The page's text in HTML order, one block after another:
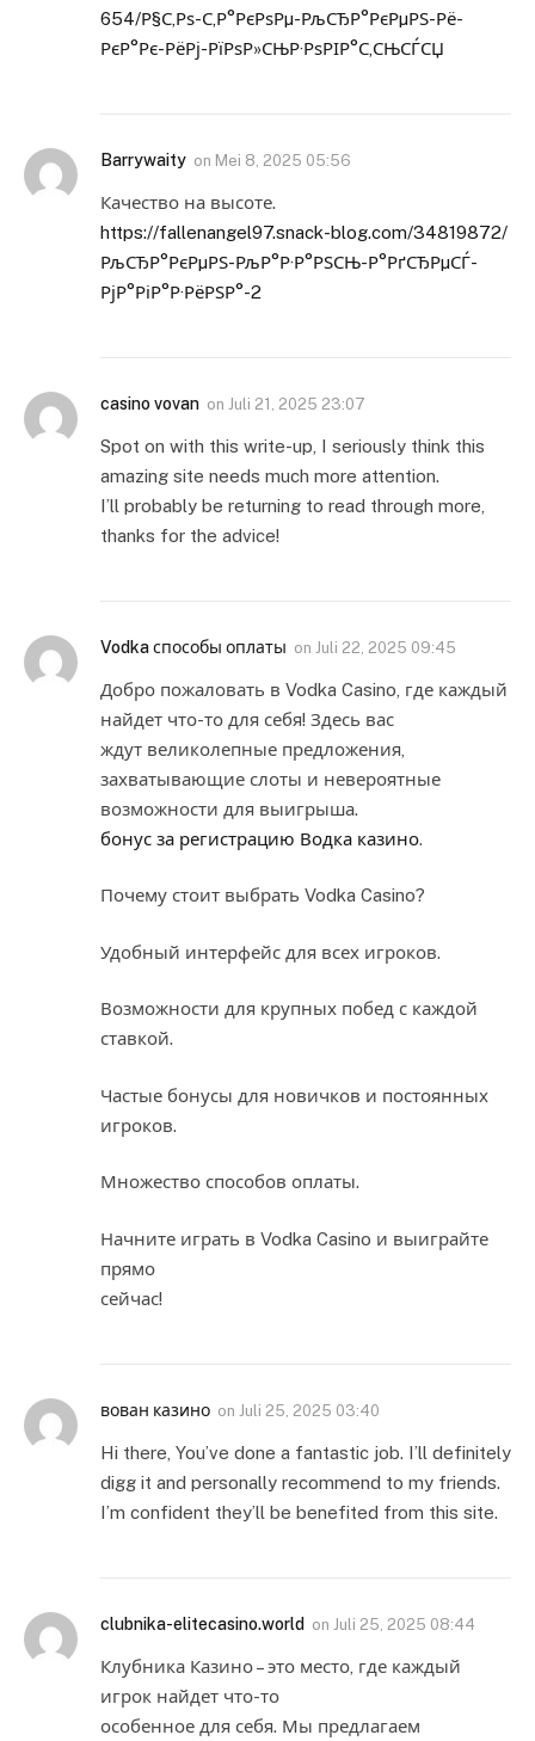
654/Р§С‚Рѕ-С‚Р°РєРѕРµ-РљСЂР°РєРµРЅ-Рё-
РєР°Рє-РёРј-РїРѕР»СЊР·РѕРІР°С‚СЊСЃСЏ
Barrywaity on Mei 8, 2025 05:56
Качество на высоте.
https://fallenangel97.snack-blog.com/34819872/
РљСЂР°РєРµРЅ-РљР°Р·Р°РЅСЊ-Р°РґСЂРµСЃ-
РјР°РіР°Р·РёРЅР°-2
casino vovan on Juli 21, 2025 23:07
Spot on with this write-up, I seriously think this
amazing site needs much more attention.
I’ll probably be returning to read through more,
thanks for the advice!
Vodka способы оплаты on Juli 22, 2025 09:45
Добро пожаловать в Vodka Casino, где каждый
найдет что-то для себя! Здесь вас
ждут великолепные предложения,
захватывающие слоты и невероятные
возможности для выигрыша.
бонус за регистрацию Водка казино.
Почему стоит выбрать Vodka Casino?
Удобный интерфейс для всех игроков.
Возможности для крупных побед с каждой
ставкой.
Частые бонусы для новичков и постоянных
игроков.
Множество способов оплаты.
Начните играть в Vodka Casino и выиграйте
прямо
сейчас!
вован казино on Juli 25, 2025 03:40
Hi there, You’ve done a fantastic job. I’ll definitely
digg it and personally recommend to my friends.
I’m confident they’ll be benefited from this site.
clubnika-elitecasino.world on Juli 25, 2025 08:44
Клубника Казино – это место, где каждый
игрок найдет что-то
особенное для себя. Мы предлагаем